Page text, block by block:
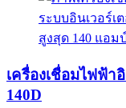
เครื่องเชื่อมไฟฟ้า
140D